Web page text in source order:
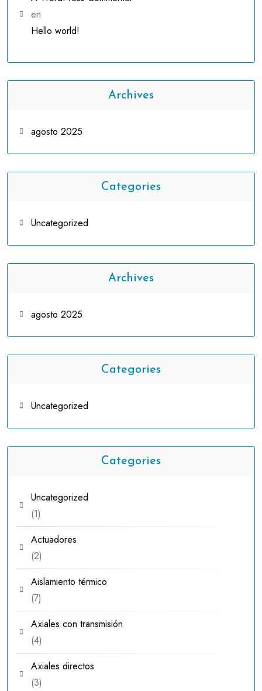
en
Hello world!
Archives
agosto 2025
Categories
Uncategorized
Archives
agosto 2025
Categories
Uncategorized
Categories
Uncategorized
11
producto
Actuadores
22
productos
Aislamiento térmico
77
productos
Axiales con transmisión
44
productos
Axiales directos
33